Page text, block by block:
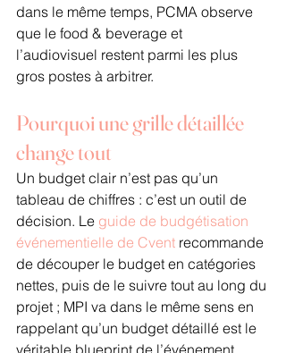
dans le même temps, PCMA observe
que le food & beverage et
l’audiovisuel restent parmi les plus
gros postes à arbitrer.
Pourquoi une grille détaillée
change tout
Un budget clair n’est pas qu’un
tableau de chiffres : c’est un outil de
décision. Le guide de budgétisation
événementielle de Cvent recommande
de découper le budget en catégories
nettes, puis de le suivre tout au long du
projet ; MPI va dans le même sens en
rappelant qu’un budget détaillé est le
véritable blueprint de l’événement,